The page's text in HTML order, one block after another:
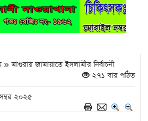
মাগুরায় জামায়াতে ইসলামীর নির্বাচনী
২৭১ বার পঠিত
২০২৫